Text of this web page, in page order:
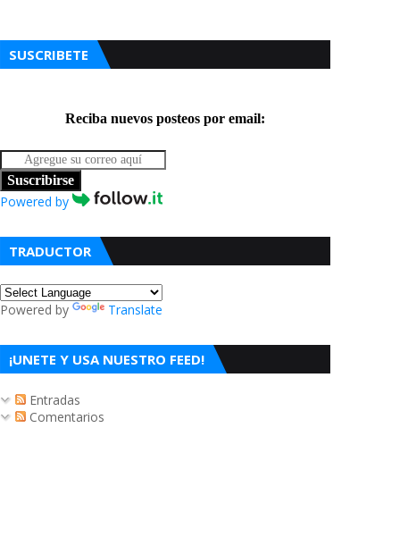
SUSCRIBETE
Reciba nuevos posteos por email:
Suscribirse
Powered by
TRADUCTOR
Powered by Translate
¡UNETE Y USA NUESTRO FEED!
Entradas
Comentarios